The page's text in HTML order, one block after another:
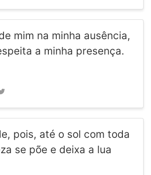
mim na minha ausência,
a minha presença.
pois, até o sol com toda
se põe e deixa a lua